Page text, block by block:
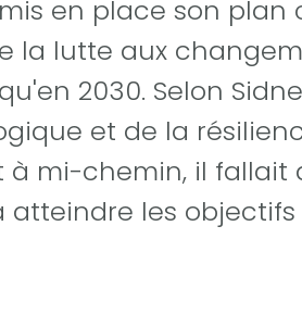
en place son
la lutte aux
2030. Selon
et de la
à mi-chemin, il fallait
atteindre les